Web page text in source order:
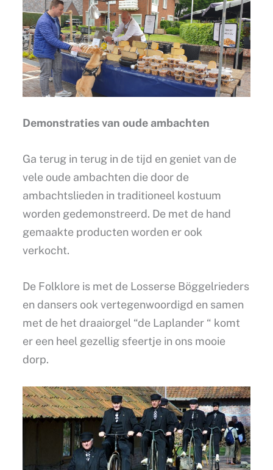
Demonstraties van oude ambachten
Ga terug in terug in de tijd en geniet van de
vele oude ambachten die door de
ambachtslieden in traditioneel kostuum
worden gedemonstreerd. De met de hand
gemaakte producten worden er ook
verkocht.
De Folklore is met de Losserse Böggelrieders
en dansers ook vertegenwoordigd en samen
met de het draaiorgel “de Laplander “ komt
er een heel gezellig sfeertje in ons mooie
dorp.